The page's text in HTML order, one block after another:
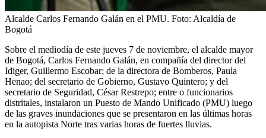
Alcalde Carlos Fernando Galán en el PMU. Foto: Alcaldía de
Bogotá
Sobre el mediodía de este jueves 7 de noviembre, el alcalde mayor
de Bogotá, Carlos Fernando Galán, en compañía del director del
Idiger, Guillermo Escobar; de la directora de Bomberos, Paula
Henao; del secretario de Gobierno, Gustavo Quintero; y del
secretario de Seguridad, César Restrepo; entre o funcionarios
distritales, instalaron un Puesto de Mando Unificado (PMU) luego
de las graves inundaciones que se presentaron en las últimas horas
en la autopista Norte tras varias horas de fuertes lluvias.